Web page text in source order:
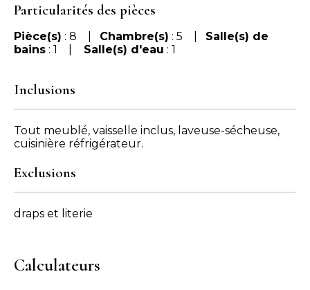
Particularités des pièces
Pièce(s) : 8 | Chambre(s) : 5 | Salle(s) de
bains : 1 | Salle(s) d'eau : 1
Inclusions
Tout meublé, vaisselle inclus, laveuse-sécheuse,
cuisinière réfrigérateur.
Exclusions
draps et literie
Calculateurs